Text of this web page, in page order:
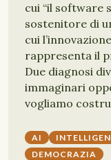
cui “il software
sostenitore di
cui
rappresenta il
Due diagnosi
immaginari
vogliamo
AI
DEMOCRAZIA